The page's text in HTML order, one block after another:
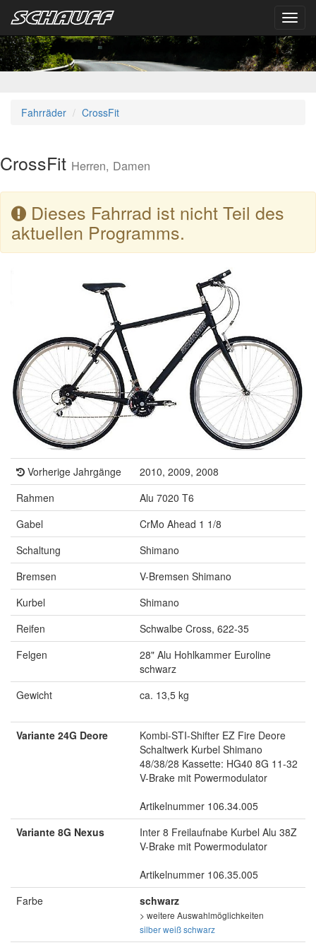
Fahrräder CrossFit
CrossFit Herren, Damen
Dieses Fahrrad ist nicht Teil des
aktuellen Programms.
Vorherige Jahrgänge
2010, 2009, 2008
Rahmen
Alu 7020 T6
Gabel
CrMo Ahead 1 1/8
Schaltung
Shimano
Bremsen
V-Bremsen Shimano
Kurbel
Shimano
Reifen
Schwalbe Cross, 622-35
Felgen
28" Alu Hohlkammer Euroline
schwarz
Gewicht
ca. 13,5 kg
Variante 24G Deore
Kombi-STI-Shifter EZ Fire Deore
Schaltwerk Kurbel Shimano
48/38/28 Kassette: HG40 8G 11-32
V-Brake mit Powermodulator
Artikelnummer 106.34.005
Variante 8G Nexus
Inter 8 Freilaufnabe Kurbel Alu 38Z
V-Brake mit Powermodulator
Artikelnummer 106.35.005
Farbe
schwarz
> weitere Auswahlmöglichkeiten
silberweißschwarz